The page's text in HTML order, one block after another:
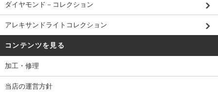
ダイヤモンド－コレクション
アレキサンドライトコレクション
コンテンツを見る
加工・修理
当店の運営方針